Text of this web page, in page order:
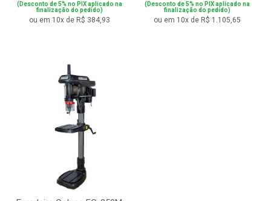
(Desconto de 5% no PIX aplicado na
finalização do pedido)
ou em 10x de R$ 384,93
(Desconto de 5% no PIX aplicado na
finalização do pedido)
ou em 10x de R$ 1.105,65